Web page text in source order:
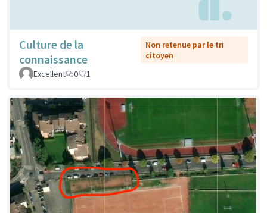
Culture de la
connaissance
Non retenue par le tri
citoyen
Excellent
0 1